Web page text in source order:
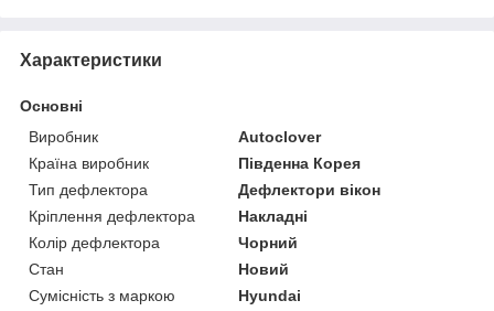
Характеристики
Основні
Виробник
Autoclover
Країна виробник
Південна Корея
Тип дефлектора
Дефлектори вікон
Кріплення дефлектора
Накладні
Колір дефлектора
Чорний
Стан
Новий
Сумісність з маркою
Hyundai